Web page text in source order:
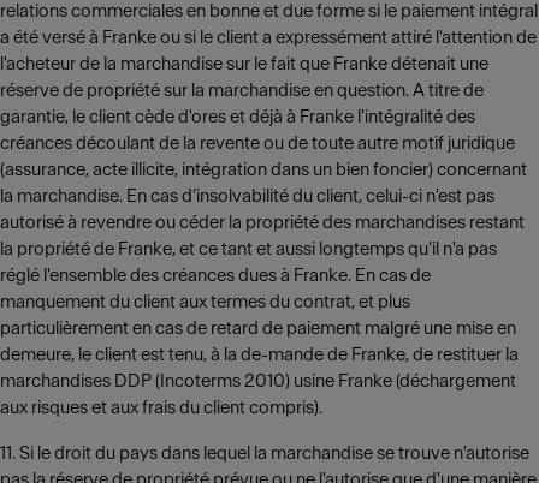
relations commerciales en bonne et due forme si le paiement intégral
a été versé à Franke ou si le client a expressément attiré l'attention de
l'acheteur de la marchandise sur le fait que Franke détenait une
réserve de propriété sur la marchandise en question. A titre de
garantie, le client cède d'ores et déjà à Franke l'intégralité des
créances découlant de la revente ou de toute autre motif juridique
(assurance, acte illicite, intégration dans un bien foncier) concernant
la marchandise. En cas d’insolvabilité du client, celui-ci n'est pas
autorisé à revendre ou céder la propriété des marchandises restant
la propriété de Franke, et ce tant et aussi longtemps qu’il n'a pas
réglé l'ensemble des créances dues à Franke. En cas de
manquement du client aux termes du contrat, et plus
particulièrement en cas de retard de paiement malgré une mise en
demeure, le client est tenu, à la de-mande de Franke, de restituer la
marchandises DDP (Incoterms 2010) usine Franke (déchargement
aux risques et aux frais du client compris).
11. Si le droit du pays dans lequel la marchandise se trouve n'autorise